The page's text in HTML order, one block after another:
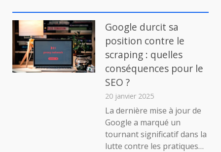
maison
guide
pratique
pour
les
amateurs
les
passionnés
Google durcit sa
position contre le
scraping : quelles
conséquences pour le
SEO ?
20 janvier 2025
La dernière mise à jour de
Google a marqué un
tournant significatif dans la
lutte contre les pratiques…